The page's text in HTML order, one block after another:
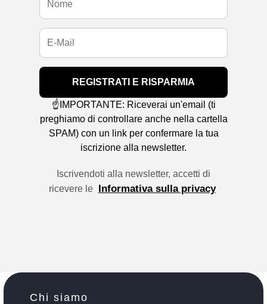
REGISTRATI E RISPARMIA
☝️IMPORTANTE: Riceverai un'email (ti
preghiamo di controllare anche nella cartella
SPAM) con un link per confermare la tua
iscrizione alla newsletter.
Iscrivendoti alla newsletter, accetti di
ricevere le Informativa sulla privacy
Chi siamo